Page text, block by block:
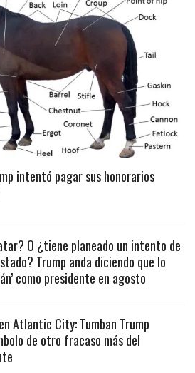
intentó pagar sus honorarios
O ¿tiene planeado un intento de
Trump anda diciendo que lo
como presidente en agosto
Atlantic City: Tumban Trump
de otro fracaso más del